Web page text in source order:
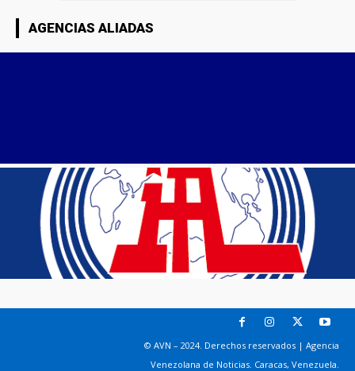
AGENCIAS ALIADAS
© AVN – 2024. Derechos reservados | Agencia
Venezolana de Noticias. Caracas, Venezuela.